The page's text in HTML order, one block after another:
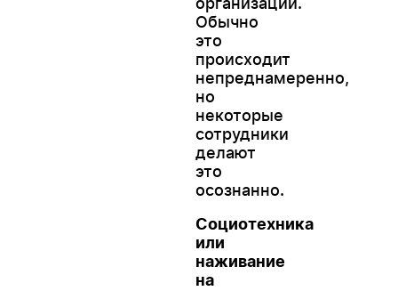
Обычно
это
происходит
непреднамеренно,
но
некоторые
сотрудники
делают
это
осознанно.
Социотехника
или
наживание
на